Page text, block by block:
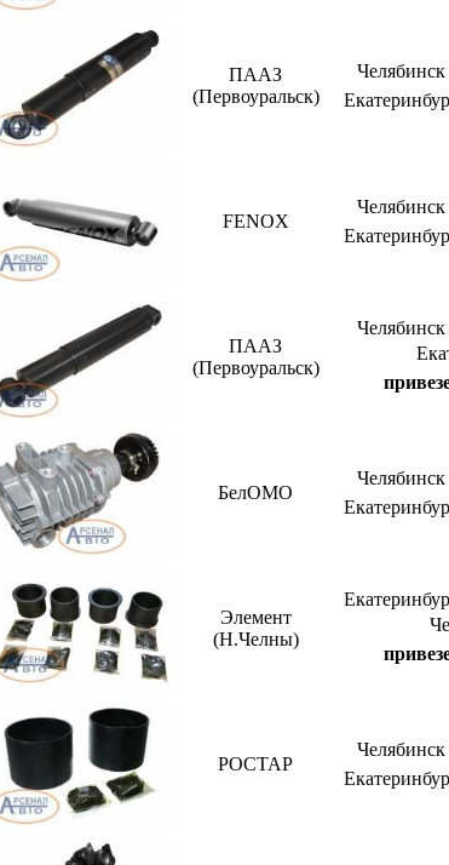
ПААЗ
(Первоуральск)
Челябинск
FENOX
Челябинск
ПААЗ
(Первоуральск)
Челябинск
БелОМО
Челябинск
Элемент
(Н.Челны)
РОСТАР
Челябинск